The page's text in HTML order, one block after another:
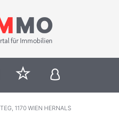
1170 WIEN HERNALS